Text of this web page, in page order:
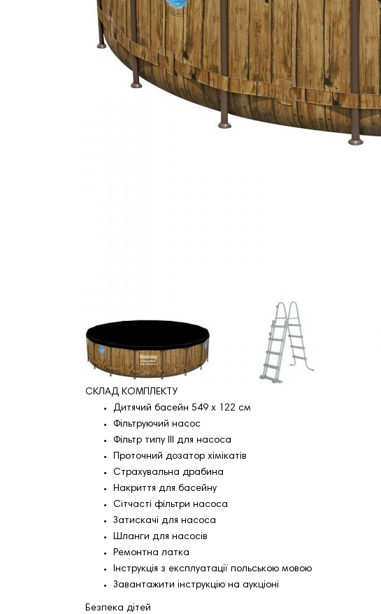
СКЛАД КОМПЛЕКТУ
Дитячий басейн 549 x 122 см
Фільтруючий насос
Фільтр типу III для насоса
Проточний дозатор хімікатів
Страхувальна драбина
Накриття для басейну
Сітчасті фільтри насоса
Затискачі для насоса
Шланги для насосів
Ремонтна латка
Інструкція з експлуатації польською мовою
Завантажити інструкцію на аукціоні
Безпека дітей